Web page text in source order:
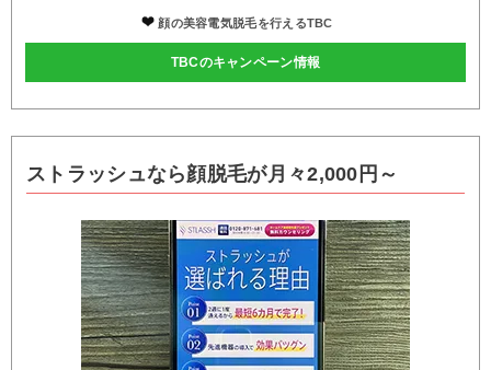
顔の美容電気脱毛を行えるTBC
TBCのキャンペーン情報
ストラッシュなら顔脱毛が月々2,000円～